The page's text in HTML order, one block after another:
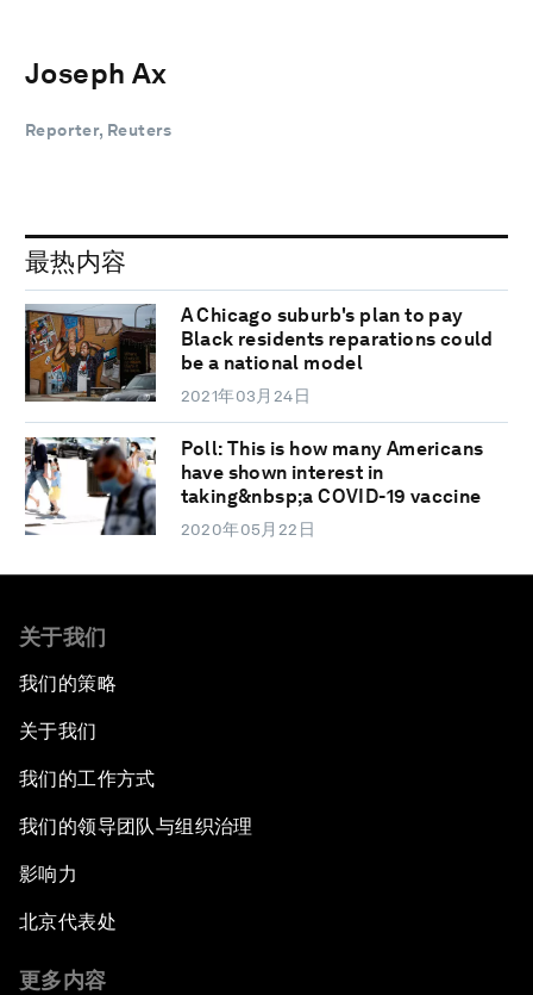
Joseph Ax
Reporter, Reuters
最热内容
A Chicago suburb's plan to pay
Black residents reparations could
be a national model
2021年03月24日
Poll: This is how many Americans
have shown interest in
taking&nbsp;a COVID-19 vaccine
2020年05月22日
关于我们
我们的策略
关于我们
我们的工作方式
我们的领导团队与组织治理
影响力
北京代表处
更多内容